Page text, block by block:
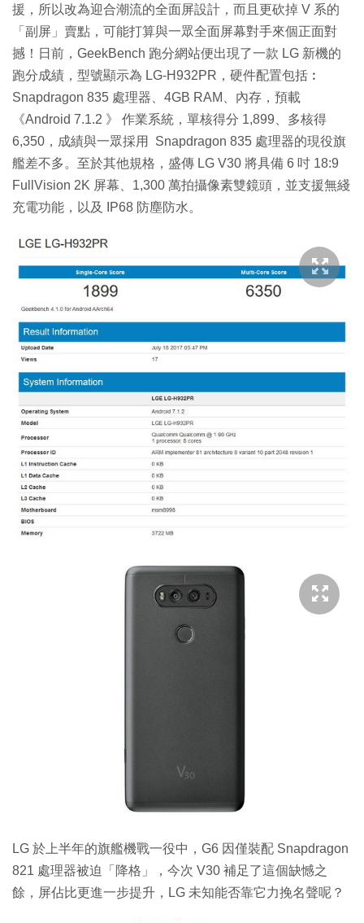
援，所以改為迎合潮流的全面屏設計，而且更砍掉 V 系的
「副屏」賣點，可能打算與一眾全面屏幕對手來個正面對
撼！日前，GeekBench 跑分網站便出現了一款 LG 新機的
跑分成績，型號顯示為 LG-H932PR，硬件配置包括︰
Snapdragon 835 處理器、4GB RAM、內存，預載
《Android 7.1.2 》 作業系統，單核得分 1,899、多核得
6,350，成績與一眾採用 Snapdragon 835 處理器的現役旗
艦差不多。至於其他規格，盛傳 LG V30 將具備 6 吋 18:9
FullVision 2K 屏幕、1,300 萬拍攝像素雙鏡頭，並支援無綫
充電功能，以及 IP68 防塵防水。
LG 於上半年的旗艦機戰一役中，G6 因僅裝配 Snapdragon
821 處理器被迫「降格」，今次 V30 補足了這個缺憾之
餘，屏佔比更進一步提升，LG 未知能否靠它力挽名聲呢？